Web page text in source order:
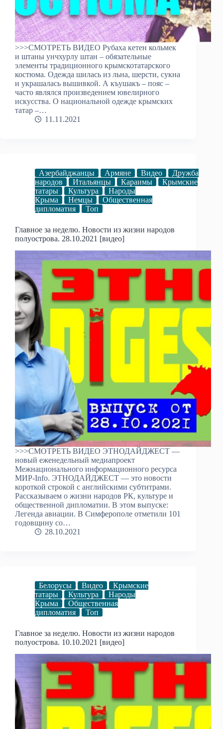
>>>СМОТРЕТЬ ВИДЕО Рубаха кетен кольмек
и штаны унчхурлу штан – обязательные
элементы традиционного крымскотатарского
костюма. Одежда шилась из льна, шерсти, сукна
и украшалась вышивкой. А къушакъ – пояс –
часто являлся произведением ювелирного
искусства. О национальной одежде крымских
татар –…
11.11.2021
Азербайджанцы Армяне Видео
Дружба
народов
Итальянцы Караимы
Крымские
татары
Культура
Народы
Крыма
Немцы
Общественная
дипломатия
Топ
Главное за неделю. Новости из жизни народов
полуострова. 28.10.2021 [видео]
>>>СМОТРЕТЬ ВИДЕО ЭТНОДАЙДЖЕСТ —
новый еженедельный медиапроект
Межнационального информационного ресурса
МИР-Info. ЭТНОДАЙДЖЕСТ — это новости
короткой строкой с английскими субтитрами.
Рассказываем о жизни народов РК, культуре и
общественной дипломатии. В этом выпуске:
Легенда авиации. В Симферополе отметили 101
годовщину со…
28.10.2021
Белорусы Видео
Крымские
татары
Культура
Народы
Крыма
Общественная
дипломатия
Топ
Главное за неделю. Новости из жизни народов
полуострова. 10.10.2021 [видео]